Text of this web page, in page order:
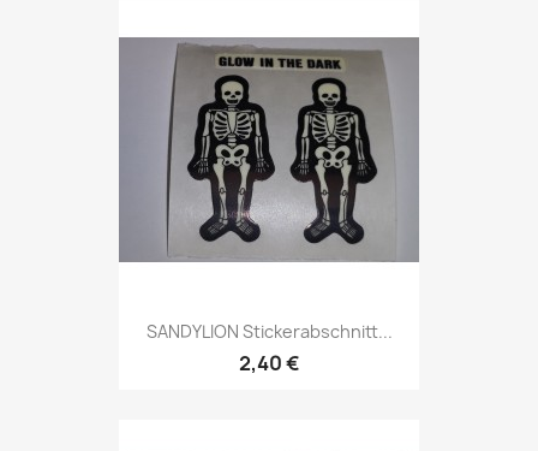
SANDYLION Stickerabschnitt...
2,40 €